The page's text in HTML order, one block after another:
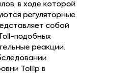
в ходе которой
регуляторные
собой
подобных
реакции.
Tollip в